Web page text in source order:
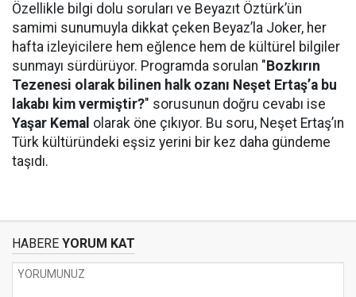
Özellikle bilgi dolu soruları ve Beyazıt Öztürk’ün
samimi sunumuyla dikkat çeken Beyaz’la Joker, her
hafta izleyicilere hem eğlence hem de kültürel bilgiler
sunmayı sürdürüyor. Programda sorulan " Bozkırın
Tezenesi olarak bilinen halk ozanı Neşet Ertaş’a bu
lakabı kim vermiştir?" sorusunun doğru cevabı ise
Yaşar Kemal olarak öne çıkıyor. Bu soru, Neşet Ertaş’ın
Türk kültüründeki eşsiz yerini bir kez daha gündeme
taşıdı.
HABERE YORUM KAT